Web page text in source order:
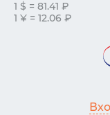
1 $ = 81.41 ₽
1 ¥ = 12.06 ₽